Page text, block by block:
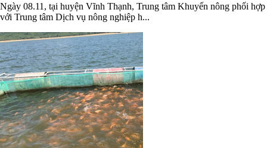
Ngày 08.11, tại huyện Vĩnh Thạnh, Trung tâm Khuyến nông phối hợp
với Trung tâm Dịch vụ nông nghiệp h...